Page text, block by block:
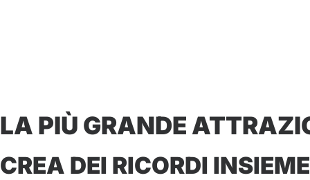
LA PIÙ GRANDE
CREA DEI RICORDI